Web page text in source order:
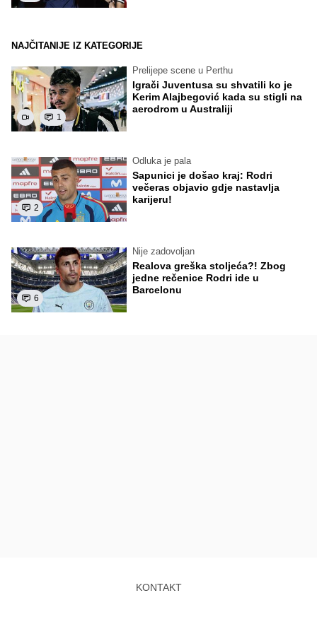
NAJČITANIJE IZ KATEGORIJE
1
Prelijepe scene u Perthu
Igrači Juventusa su shvatili ko je
Kerim Alajbegović kada su stigli na
aerodrom u Australiji
2
Odluka je pala
Sapunici je došao kraj: Rodri
večeras objavio gdje nastavlja
karijeru!
6
Nije zadovoljan
Realova greška stoljeća?! Zbog
jedne rečenice Rodri ide u
Barcelonu
KONTAKT